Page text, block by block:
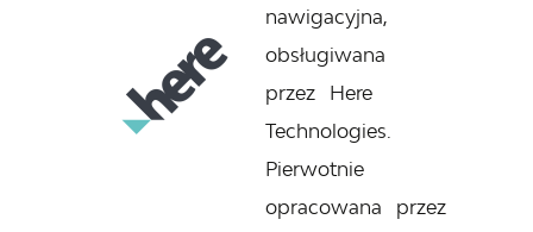
nawigacyjna,
obsługiwana
przez Here
Technologies.
Pierwotnie
opracowana przez